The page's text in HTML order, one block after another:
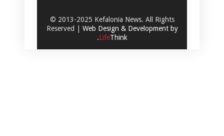
© 2013-2025 Kefalonia News. All Rights
Reserved | Web Design & Development by
.LifeThink